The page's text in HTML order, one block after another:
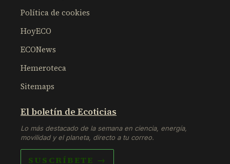
Política de cookies
HoyECO
ECONews
Hemeroteca
Sitemaps
El boletín de Ecoticias
Lo más destacado de la semana en ciencia, energía,
movilidad y el planeta, directo a tu correo.
SUSCRÍBETE →